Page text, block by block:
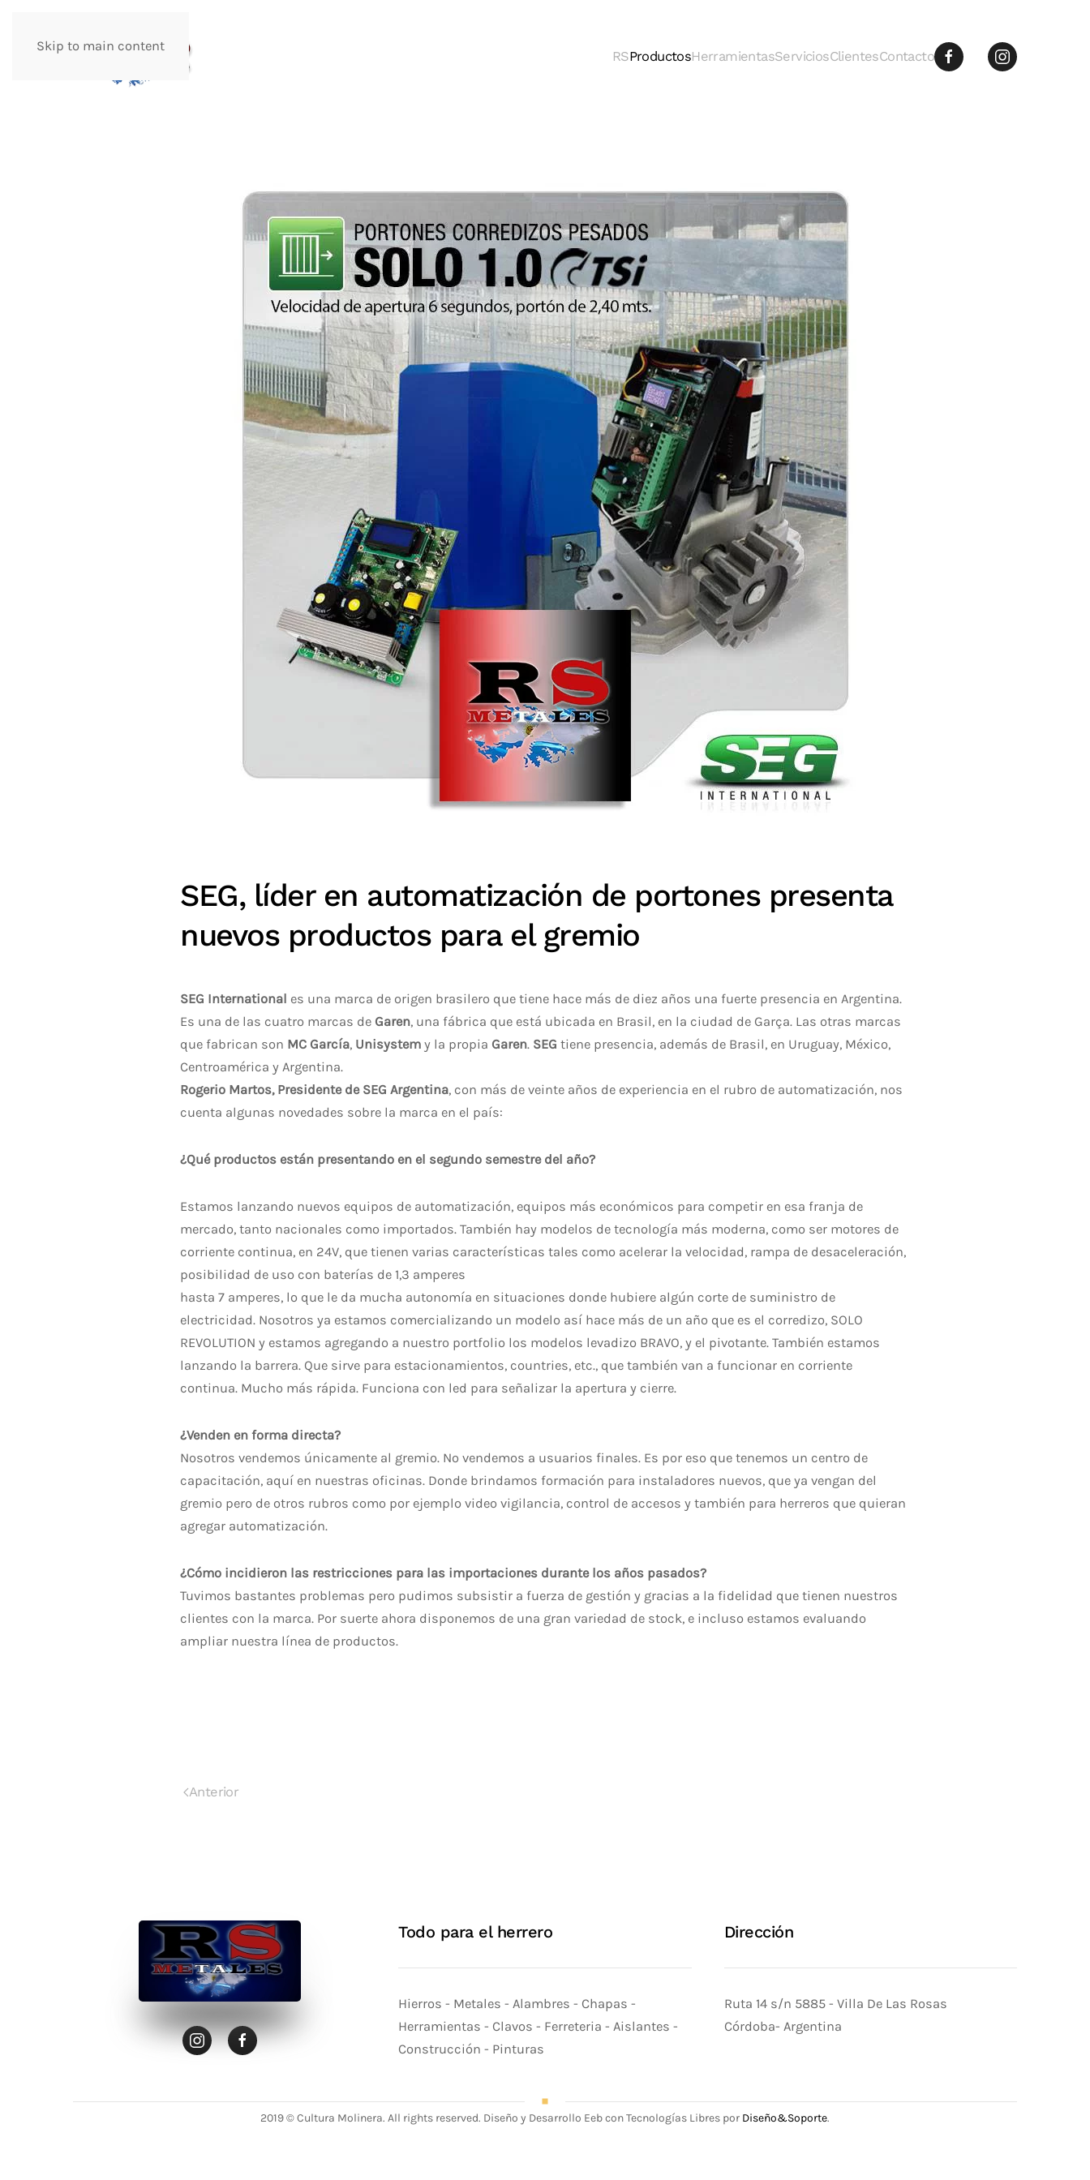
Skip to main content
RSProductosHerramientasServiciosClientesContacto
SEG, líder en automatización de portones presenta
nuevos productos para el gremio
SEG International es una marca de origen brasilero que tiene hace más de diez años una fuerte presencia en Argentina.
Es una de las cuatro marcas de Garen, una fábrica que está ubicada en Brasil, en la ciudad de Garça. Las otras marcas
que fabrican son MC García, Unisystem y la propia Garen. SEG tiene presencia, además de Brasil, en Uruguay, México,
Centroamérica y Argentina.
Rogerio Martos, Presidente de SEG Argentina, con más de veinte años de experiencia en el rubro de automatización, nos
cuenta algunas novedades sobre la marca en el país:
¿Qué productos están presentando en el segundo semestre del año?
Estamos lanzando nuevos equipos de automatización, equipos más económicos para competir en esa franja de
mercado, tanto nacionales como importados. También hay modelos de tecnología más moderna, como ser motores de
corriente continua, en 24V, que tienen varias características tales como acelerar la velocidad, rampa de desaceleración,
posibilidad de uso con baterías de 1,3 amperes
hasta 7 amperes, lo que le da mucha autonomía en situaciones donde hubiere algún corte de suministro de
electricidad. Nosotros ya estamos comercializando un modelo así hace más de un año que es el corredizo, SOLO
REVOLUTION y estamos agregando a nuestro portfolio los modelos levadizo BRAVO, y el pivotante. También estamos
lanzando la barrera. Que sirve para estacionamientos, countries, etc., que también van a funcionar en corriente
continua. Mucho más rápida. Funciona con led para señalizar la apertura y cierre.
¿Venden en forma directa?
Nosotros vendemos únicamente al gremio. No vendemos a usuarios finales. Es por eso que tenemos un centro de
capacitación, aquí en nuestras oficinas. Donde brindamos formación para instaladores nuevos, que ya vengan del
gremio pero de otros rubros como por ejemplo video vigilancia, control de accesos y también para herreros que quieran
agregar automatización.
¿Cómo incidieron las restricciones para las importaciones durante los años pasados?
Tuvimos bastantes problemas pero pudimos subsistir a fuerza de gestión y gracias a la fidelidad que tienen nuestros
clientes con la marca. Por suerte ahora disponemos de una gran variedad de stock, e incluso estamos evaluando
ampliar nuestra línea de productos.
Anterior
Todo para el herrero
Hierros - Metales - Alambres - Chapas -
Herramientas - Clavos - Ferreteria - Aislantes -
Construcción - Pinturas
Dirección
Ruta 14 s/n 5885 - Villa De Las Rosas
Córdoba- Argentina
2019 ©Cultura Molinera. All rights reserved. Diseño y Desarrollo Eeb con Tecnologías Libres por Diseño&Soporte.